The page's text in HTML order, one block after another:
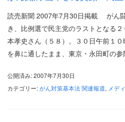
読売新聞 2007年7月30日掲載 がん
き、比例選で民主党のラストとなる
本孝史さん（５８）。３０日午前１
を鼻に通したまま、東京・永田町の
公開済み: 2007年7月30日
カテゴリー:がん対策基本法 関連報道, メデ